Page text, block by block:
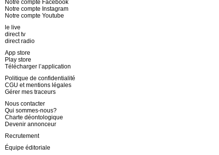
Notre compte Facebook
Notre compte Instagram
Notre compte Youtube
le live
direct tv
direct radio
App store
Play store
Télécharger l’application
Politique de confidentialité
CGU et mentions légales
Gérer mes traceurs
Nous contacter
Qui sommes-nous?
Charte déontologique
Devenir annonceur
Recrutement
Équipe éditoriale